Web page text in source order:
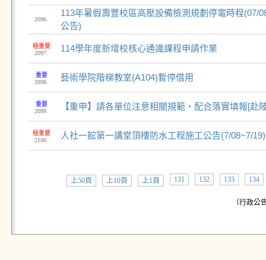
2096.
113年暑假壽豐校區高壓設備檢測規劃停電時程(07/
公告)
極重要
2097.
114學年度新增校核心通識課程申請作業
重要
2098.
藝術學院階梯教室(A104)暫停借用
重要
2099.
【重申】請各單位注意相關規範，配合落實填報[赴
極重要
2100.
人社一館第一講堂頂樓防水工程施工公告(7/08~7/19)
上50頁 上10頁 上1頁 131 132 133 134
（行政公